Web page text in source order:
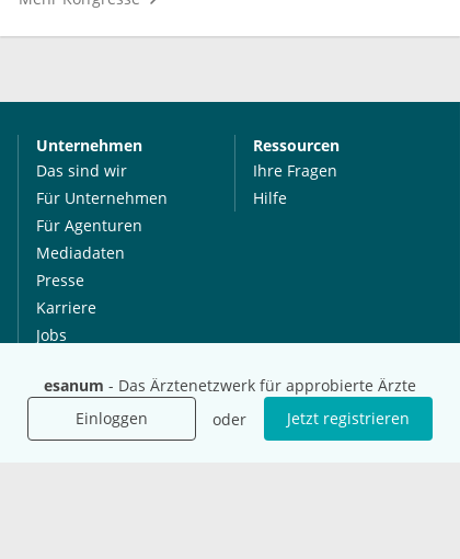
esanum - Das Ärztenetzwerk für approbierte Ärzte
Einloggen
oder Jetzt registrieren
Unternehmen
Das sind wir
Für Unternehmen
Für Agenturen
Mediadaten
Presse
Karriere
Jobs
Ressourcen
Ihre Fragen
Hilfe
International
esanum.it
esanum.com
Social Media
Youtube
Twitter